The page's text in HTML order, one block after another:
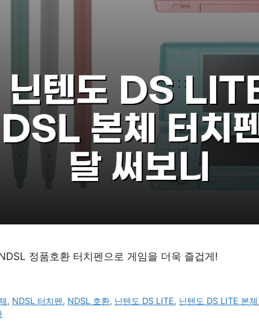
정품호환 터치펜으로 게임을 더욱 즐겁게!
, NDSL 터치펜, NDSL 호환, 닌텐도 DS LITE, 닌텐도 DS LITE 본체,